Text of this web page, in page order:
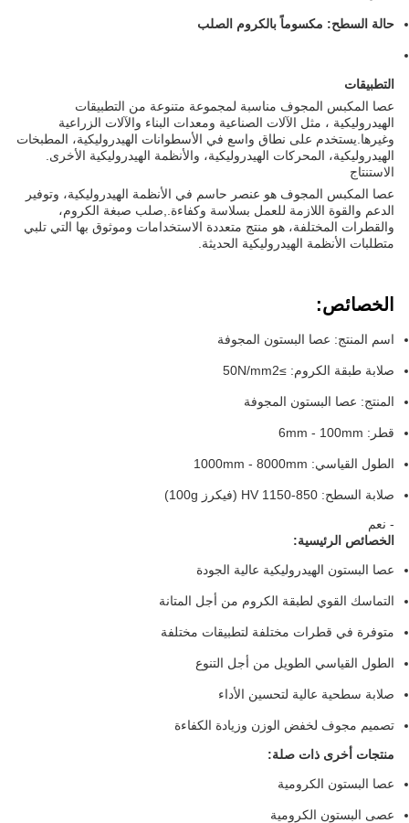
حالة السطح: مكسوماً بالكروم الصلب
التطبيقات
عصا المكبس المجوف مناسبة لمجموعة متنوعة من التطبيقات
الهيدروليكية ، مثل الآلات الصناعية ومعدات البناء والآلات الزراعية
وغيرها.يستخدم على نطاق واسع في الأسطوانات الهيدروليكية، المطبخات
الهيدروليكية، المحركات الهيدروليكية، والأنظمة الهيدروليكية الأخرى.
الاستنتاج
عصا المكبس المجوف هو عنصر حاسم في الأنظمة الهيدروليكية، وتوفير
الدعم والقوة اللازمة للعمل بسلاسة وكفاءة.,صلب صبغة الكروم،
والقطرات المختلفة، هو منتج متعددة الاستخدامات وموثوق بها التي تلبي
متطلبات الأنظمة الهيدروليكية الحديثة.
الخصائص:
اسم المنتج: عصا البستون المجوفة
صلابة طبقة الكروم: ≥50N/mm2
المنتج: عصا البستون المجوفة
قطر: 6mm - 100mm
الطول القياسي: 1000mm - 8000mm
صلابة السطح: 850-1150 HV (فيكرز 100g)
- نعم
الخصائص الرئيسية:
عصا البستون الهيدروليكية عالية الجودة
التماسك القوي لطبقة الكروم من أجل المتانة
متوفرة في قطرات مختلفة لتطبيقات مختلفة
الطول القياسي الطويل من أجل التنوع
صلابة سطحية عالية لتحسين الأداء
تصميم مجوف لخفض الوزن وزيادة الكفاءة
منتجات أخرى ذات صلة:
عصا البستون الكرومية
عصى البستون الكرومية